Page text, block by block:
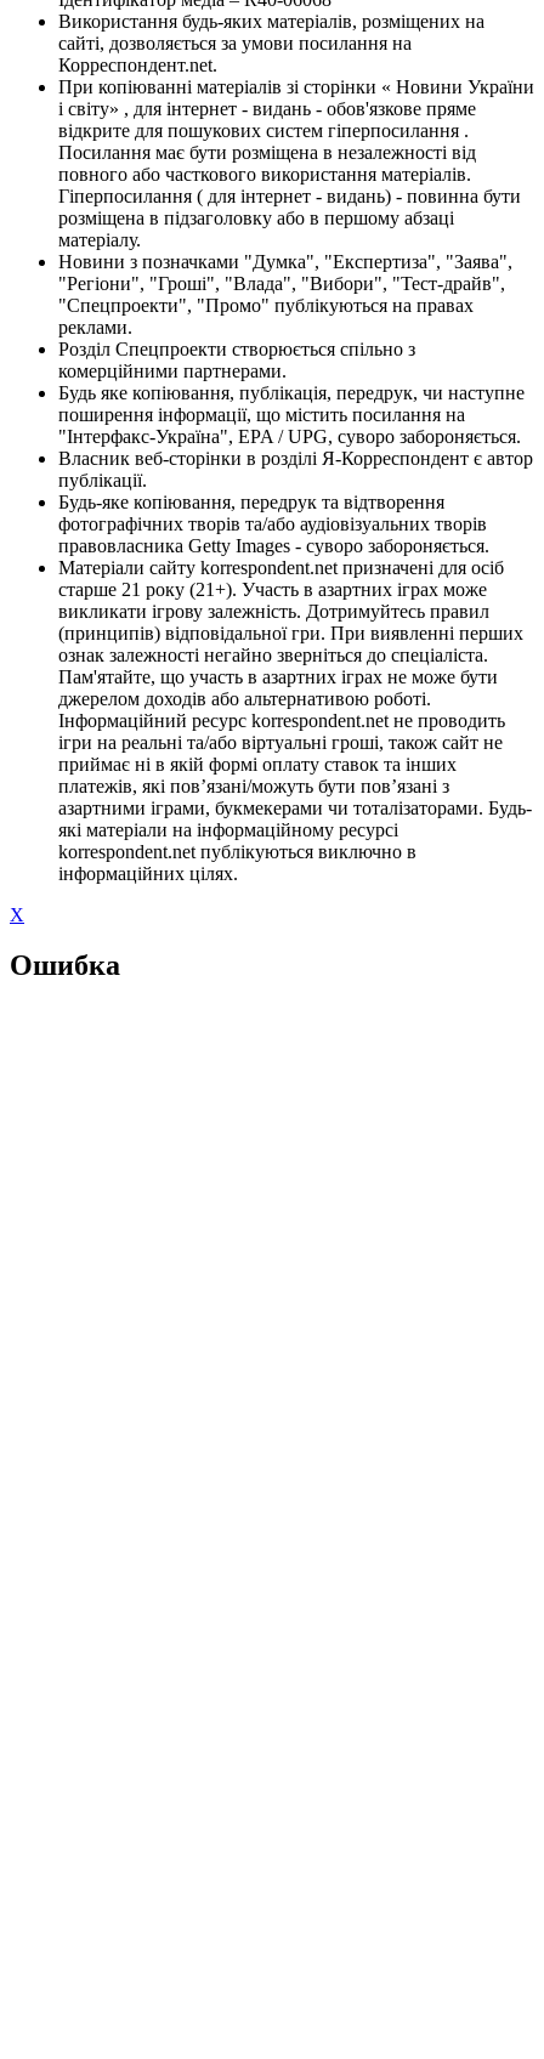
Використання будь-яких матеріалів, розміщених на
сайті, дозволяється за умови посилання на
Корреспондент.net.
При копіюванні матеріалів зі сторінки « Новини України
і світу» , для інтернет - видань - обов'язкове пряме
відкрите для пошукових систем гіперпосилання .
Посилання має бути розміщена в незалежності від
повного або часткового використання матеріалів.
Гіперпосилання ( для інтернет - видань) - повинна бути
розміщена в підзаголовку або в першому абзаці
матеріалу.
Новини з позначками "Думка", "Експертиза", "Заява",
"Регіони", "Гроші", "Влада", "Вибори", "Тест-драйв",
"Спецпроекти", "Промо" публікуються на правах
реклами.
Розділ Спецпроекти створюється спільно з
комерційними партнерами.
Будь яке копіювання, публікація, передрук, чи наступне
поширення інформації, що містить посилання на
"Інтерфакс-Україна", EPA / UPG, суворо забороняється.
Власник веб-сторінки в розділі Я-Корреспондент є автор
публікації.
Будь-яке копіювання, передрук та відтворення
фотографічних творів та/або аудіовізуальних творів
правовласника Getty Images - суворо забороняється.
Матеріали сайту korrespondent.net призначені для осіб
старше 21 року (21+). Участь в азартних іграх може
викликати ігрову залежність. Дотримуйтесь правил
(принципів) відповідальної гри. При виявленні перших
ознак залежності негайно зверніться до спеціаліста.
Пам'ятайте, що участь в азартних іграх не може бути
джерелом доходів або альтернативою роботі.
Інформаційний ресурс korrespondent.net не проводить
ігри на реальні та/або віртуальні гроші, також сайт не
приймає ні в якій формі оплату ставок та інших
платежів, які пов’язані/можуть бути пов’язані з
азартними іграми, букмекерами чи тоталізаторами. Будь-
які матеріали на інформаційному ресурсі
korrespondent.net публікуються виключно в
інформаційних цілях.
X
Ошибка